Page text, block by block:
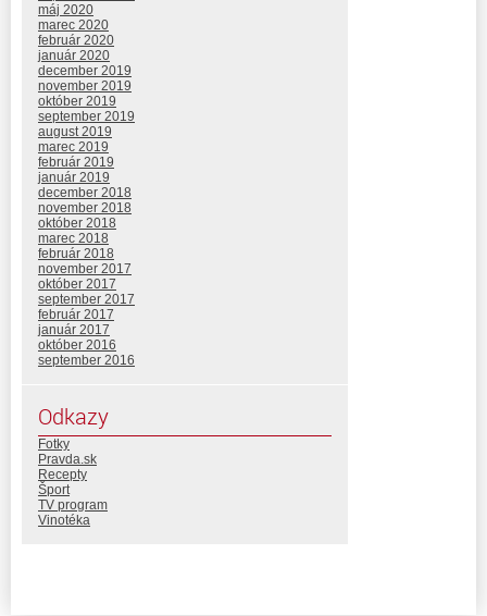
máj 2020
marec 2020
február 2020
január 2020
december 2019
november 2019
október 2019
september 2019
august 2019
marec 2019
február 2019
január 2019
december 2018
november 2018
október 2018
marec 2018
február 2018
november 2017
október 2017
september 2017
február 2017
január 2017
október 2016
september 2016
Odkazy
Fotky
Pravda.sk
Recepty
Šport
TV program
Vinotéka